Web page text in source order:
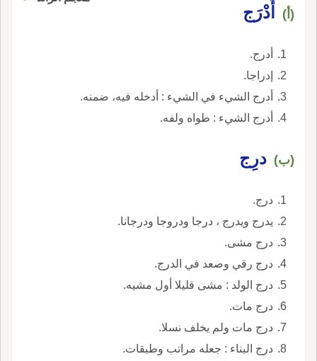
(أ) أَدْرَج
أدرج.
إدراجا.
أدرج الشيء في الشيء : أدخله فيه، ضمنه.
أدرج الشيء : طواه ولفه.
(ب) درِج
درج.
يدرج ويدرج ، درجا ودروجا ودرجانا.
درج مشى.
درج رقي وصعد في الدرج.
درج الولد : مشى قليلا أول مشيه.
درج مات.
درج مات ولم يخلف نسلا.
درج البناء : جعله مراتب وطبقات.